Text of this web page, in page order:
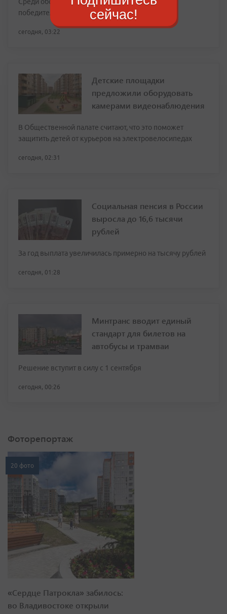
победителей олимпиад
сегодня, 03:22
Детские площадки
предложили оборудовать
камерами видеонаблюдения
В Общественной палате считают, что это поможет
защитить детей от курьеров на электровелосипедах
сегодня, 02:31
Социальная пенсия в России
выросла до 16,6 тысячи
рублей
За год выплата увеличилась примерно на тысячу рублей
сегодня, 01:28
Минтранс вводит единый
стандарт для билетов на
автобусы и трамваи
Решение вступит в силу с 1 сентября
сегодня, 00:26
Фоторепортаж
20 фото
«Сердце Патрокла» забилось:
во Владивостоке открыли
сейчас!